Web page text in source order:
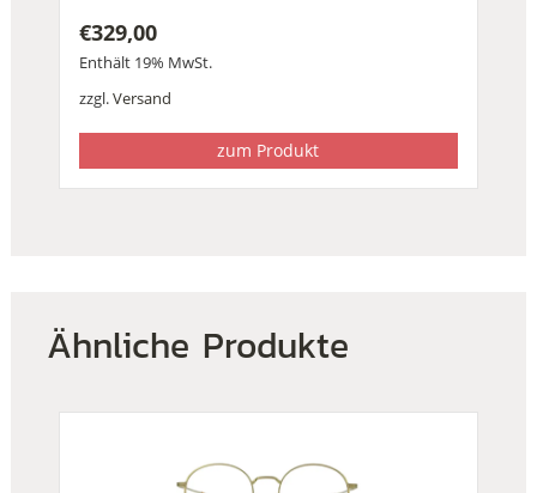
€329,00
Enthält 19% MwSt.
zzgl.Versand
zum Produkt
Ähnliche Produkte